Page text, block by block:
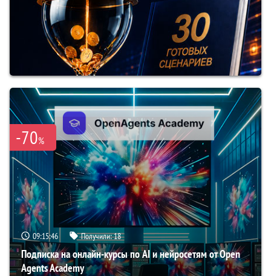
-70%
09:15:45 Получили:18
Подписка на онлайн-курсы по AI и нейросетям от Open
Agents Academy